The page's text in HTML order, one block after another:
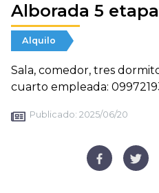
Alborada 5 etapa
Alquilo
Sala, comedor, tres
cuarto empleada:
Publicado: 2025/06/20